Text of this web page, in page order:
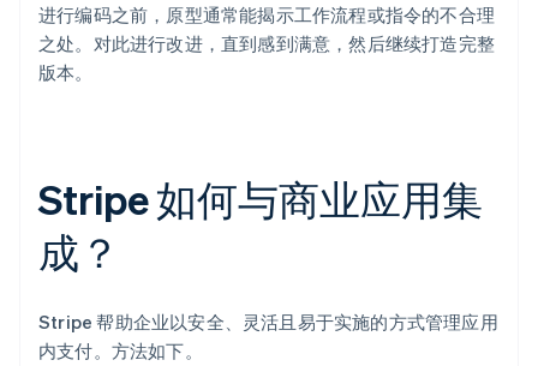
进行编码之前，原型通常能揭示工作流程或指令的不合理
之处。对此进行改进，直到感到满意，然后继续打造完整
版本。
Stripe 如何与商业应用集
成？
Stripe 帮助企业以安全、灵活且易于实施的方式管理应用
内支付。方法如下。